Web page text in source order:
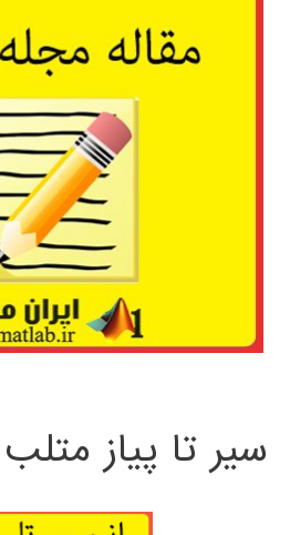
سیر تا پیاز متلب MATLAB